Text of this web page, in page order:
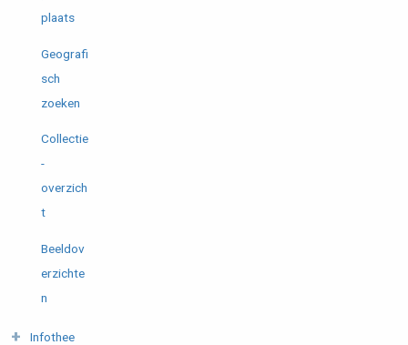
plaats
Geografi
sch
zoeken
Collectie
-
overzich
t
Beeldov
erzichte
n
Infothee